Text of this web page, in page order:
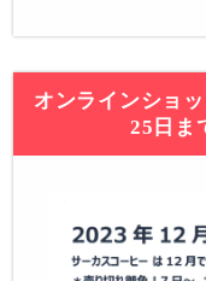
オンラインショ
25日ま